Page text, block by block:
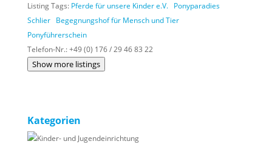
Listing Tags: Pferde für unsere Kinder e.V. Ponyparadies
Schlier Begegnungshof für Mensch und Tier
Ponyführerschein
Telefon-Nr.:+49 (0) 176 / 29 46 83 22
Show more listings
Kategorien
Kinder- und Jugendeinrichtung